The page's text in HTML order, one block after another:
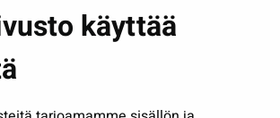
käyttää